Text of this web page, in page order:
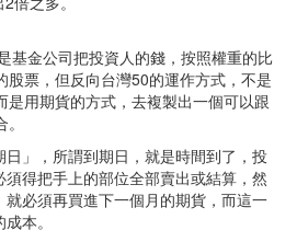
基金公司把投資人的錢，按照權重的比
股票，但反向台灣50的運作方式，不是
是用期貨的方式，去複製出一個可以跟
」，所謂到期日，就是時間到了，投
得把手上的部位全部賣出或結算，然
必須再買進下一個月的期貨，而這一
本。